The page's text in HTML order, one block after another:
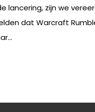
lancering, zijn we
dat Warcraft